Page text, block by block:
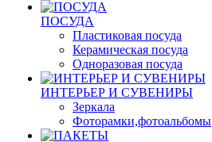
ПОСУДА
Пластиковая посуда
Керамическая посуда
Одноразовая посуда
ИНТЕРЬЕР И СУВЕНИРЫ
Зеркала
Фоторамки,фотоальбомы